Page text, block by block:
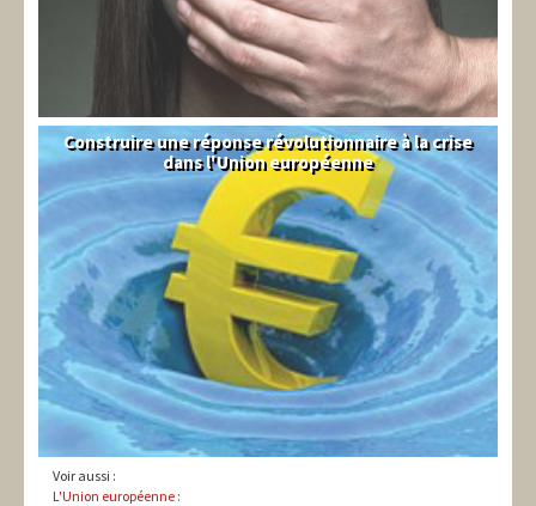
Syndical
Construire une réponse révolutionnaire à la crise
dans l'Union européenne
Voir aussi :
L'Union européenne :